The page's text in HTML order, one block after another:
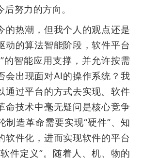
努力的方向。
的热潮，但我个人的观点还是
动的算法智能阶段，软件平台
的智能应用支撑，并允许按需
会出现面对AI的操作系统？我
通过平台的方式去实现。软件
命技术中毫无疑问是核心竞争
制造革命需要实现“硬件”、知
软件化，进而实现软件的平台
件定义”。随着人、机、物的